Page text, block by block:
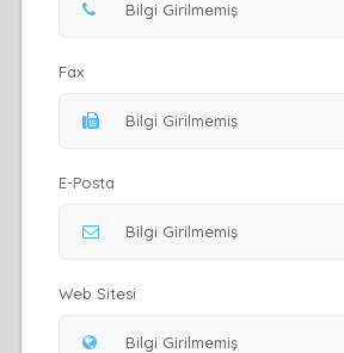
Fax
E-Posta
Web Sitesi